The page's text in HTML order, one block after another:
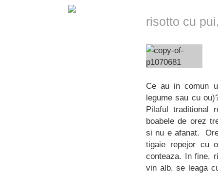
risotto cu
Ce au in comun
legume sau cu
Pilaful traditional
boabele de orez
si nu e afanat.
tigaie repejor cu
conteaza. In fine,
vin alb, se leaga